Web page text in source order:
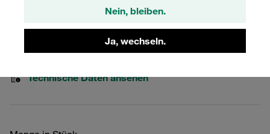
Nein, bleiben.
Ja, wechseln.
STAUFF Materialnr. 1110021456
Technische Daten ansehen